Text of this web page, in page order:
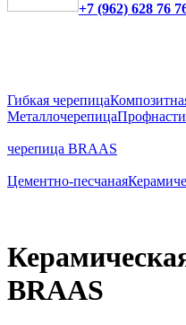
+7 (962) 628 76
Гибкая черепица
Металлочерепица
черепица BRAAS
Цементно-песчаная
BRAAS